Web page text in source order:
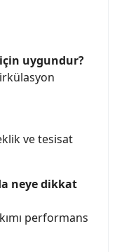
uygundur?
ve tesisat
neye dikkat
performans